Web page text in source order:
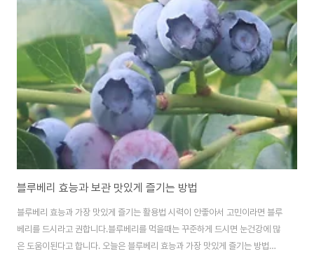
는 역할을 합니다. 발효조미료 2.5 맛은!풍부하고 복합적인 감칠맛을 냅니다.
미풍 MSG가 감칠맛의 시작이라면, 핵산은 그 맛을 더 길고 풍부하게 만들어
주며, 고기나 버섯 육수와 같은 깊은 풍미를 더해줍니다.'발효조미료'라는 이름
은 주원료..
블루베리 효능과 보관 맛있게 즐기는 방법
블루베리 효능과 가장 맛있게 즐기는 활용법 시력이 안좋아서 고민이라면 블루
베리를 드시라고 권합니다.블루베리를 먹을때는 꾸준하게 드시면 눈건강에 많
은 도움이된다고 합니다. 오늘은 블루베리 효능과 가장 맛있게 즐기는 방법에